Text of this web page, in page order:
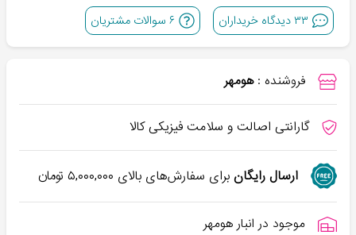
۳۳دیدگاه خریداران ۶ سوالات مشتریان
فروشنده : هومهر
گارانتی اصالت و سلامت فیزیکی کالا
ارسال رایگانبرای سفارش‌های بالای ۵,۰۰۰,۰۰۰تومان
موجود در انبار هومهر